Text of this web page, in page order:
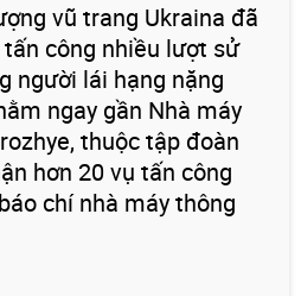
vũ trang Ukraina đã
công nhiều lượt sử
người lái hạng nặng
ngay gần Nhà máy
thuộc tập đoàn
hơn 20 vụ tấn công
chí nhà máy thông